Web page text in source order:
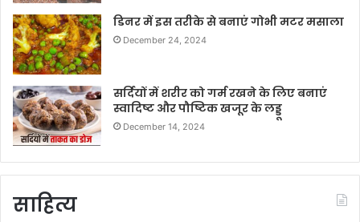
डिनर में इस तरीके से बनाएं गोभी मटर मसाला
December 24, 2024
सर्दियों में शरीर को गर्म रखने के लिए बनाएं
स्वादिष्ट और पौष्टिक खजूर के लड्डू
December 14, 2024
साहित्य